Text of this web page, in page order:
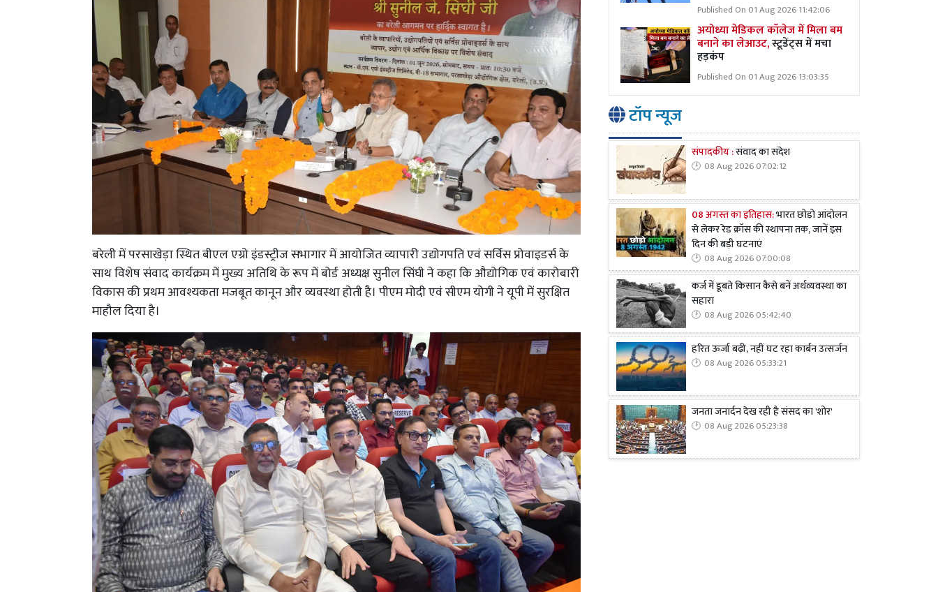
बरेली में परसाखेड़ा स्थित बीएल एग्रो इंडस्ट्रीज सभागार में आयोजित व्यापारी उद्योगपति एवं सर्विस प्रोवाइडर्स के
साथ विशेष संवाद कार्यक्रम में मुख्य अतिथि के रूप में बोर्ड अध्यक्ष सुनील सिंघी ने कहा कि औद्योगिक एवं कारोबारी
विकास की प्रथम आवश्यकता मजबूत कानून और व्यवस्था होती है। पीएम मोदी एवं सीएम योगी ने यूपी में सुरक्षित
माहौल दिया है।
Published On 01 Aug 2026 11:42:06
अयोध्या मेडिकल कॉलेज में मिला बम
बनाने का लेआउट,स्टूडेंट्स में मचा
हड़कंप
Published On 01 Aug 2026 13:03:35
टॉप न्यूज
संपादकीय :संवाद का संदेश
08 Aug 2026 07:02:12
08 अगस्त का इतिहास:भारत छोड़ो आंदोलन
से लेकर रेड क्रॉस की स्थापना तक, जानें इस
दिन की बड़ी घटनाएं
08 Aug 2026 07:00:08
कर्ज में डूबते किसान कैसे बनें अर्थव्यवस्था का
सहारा
08 Aug 2026 05:42:40
हरित ऊर्जा बढ़ी, नहीं घट रहा कार्बन उत्सर्जन
08 Aug 2026 05:33:21
जनता जनार्दन देख रही है संसद का 'शोर'
08 Aug 2026 05:23:38